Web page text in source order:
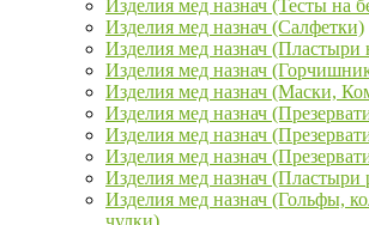
Изделия мед назнач (Тесты на
Изделия мед назнач (Салфетки)
Изделия мед назнач (Пластыри
Изделия мед назнач
Изделия мед назнач (Маски,
Изделия мед назнач
Изделия мед назнач
Изделия мед назнач
Изделия мед назнач (Пластыри
Изделия мед назнач (Гольфы,